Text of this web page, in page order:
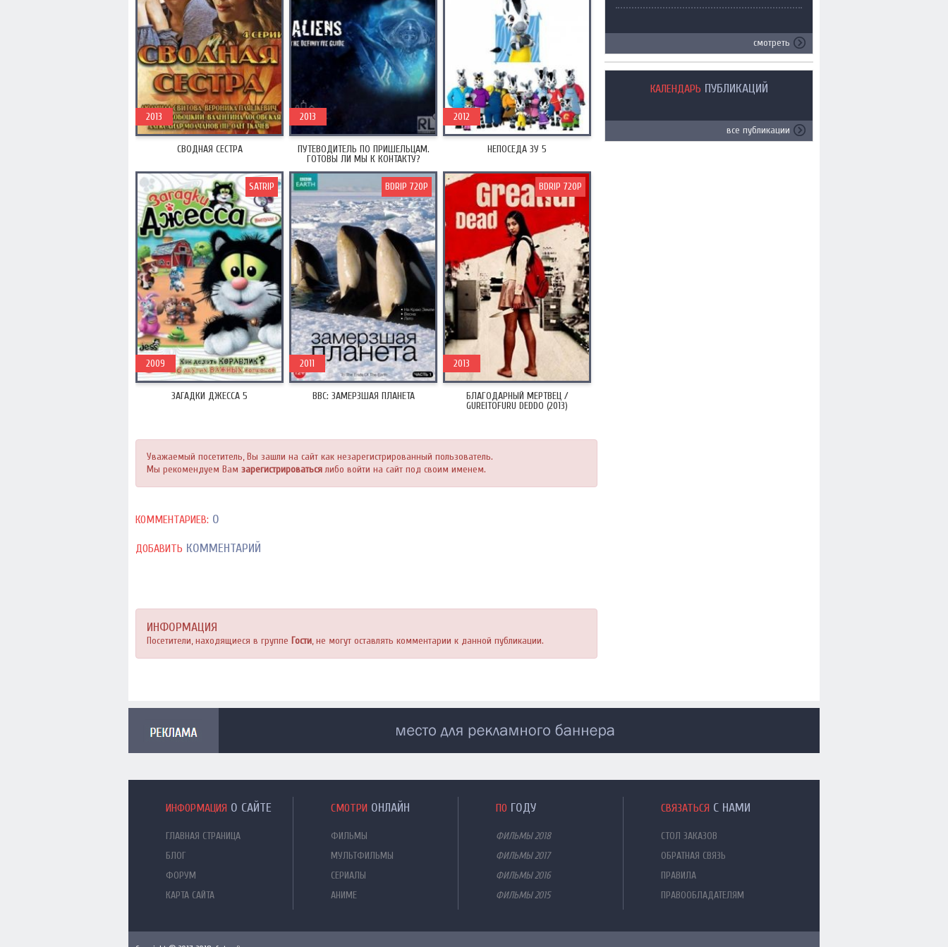
СВОДНАЯ СЕСТРА
2013
ПУТЕВОДИТЕЛЬ ПО ПРИШЕЛЬЦАМ.
ГОТОВЫ ЛИ МЫ К КОНТАКТУ?
2013
НЕПОСЕДА ЗУ 5
2012
ЗАГАДКИ ДЖЕССА 5
2009
SATRIP
BBC: ЗАМЕРЗШАЯ ПЛАНЕТА
2011
BDRIP 720P
БЛАГОДАРНЫЙ МЕРТВЕЦ /
GUREITOFURU DEDDO (2013)
2013
BDRIP 720P
Уважаемый посетитель, Вы зашли на сайт как незарегистрированный пользователь.
Мы рекомендуем Вам зарегистрироватьсялибо войти на сайт под своим именем.
КОММЕНТАРИЕВ: 0
ДОБАВИТЬ КОММЕНТАРИЙ
ИНФОРМАЦИЯ
Посетители, находящиеся в группе Гости, не могут оставлять комментарии к данной публикации.
смотреть
КАЛЕНДАРЬ ПУБЛИКАЦИЙ
все публикации
ИНФОРМАЦИЯ О САЙТЕ
ГЛАВНАЯ СТРАНИЦА
БЛОГ
ФОРУМ
КАРТА САЙТА
СМОТРИ ОНЛАЙН
ФИЛЬМЫ
МУЛЬТФИЛЬМЫ
СЕРИАЛЫ
АНИМЕ
ПО ГОДУ
ФИЛЬМЫ 2018
ФИЛЬМЫ 2017
ФИЛЬМЫ 2016
ФИЛЬМЫ 2015
СВЯЗАТЬСЯ С НАМИ
СТОЛ ЗАКАЗОВ
ОБРАТНАЯ СВЯЗЬ
ПРАВИЛА
ПРАВООБЛАДАТЕЛЯМ